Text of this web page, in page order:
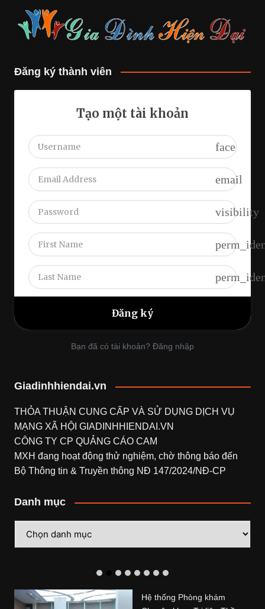
Đăng ký thành viên
Tạo một tài khoản
face
email
visibility
Bạn đã có tài khoản? Đăng nhập
Giadinhhiendai.vn
THỎA THUẬN CUNG CẤP VÀ SỬ DỤNG DỊCH VỤ
MẠNG XÃ HỘI GIADINHHIENDAI.VN
CÔNG TY CP QUẢNG CÁO CAM
MXH đang hoạt động thử nghiệm, chờ thông báo đến
Bộ Thông tin & Truyền thông NĐ 147/2024/NĐ-CP
Danh mục
mục
Hệ thống Phòng khám